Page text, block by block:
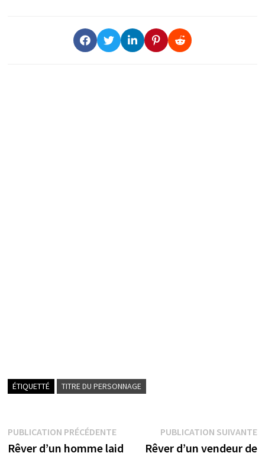
ÉTIQUETTÉ TITRE DU PERSONNAGE
Navigation
PUBLICATION PRÉCÉDENTEPublication
précédente :
Rêver d’un homme laid
PUBLICATION SUIVANTE
Rêver d’un vendeur de